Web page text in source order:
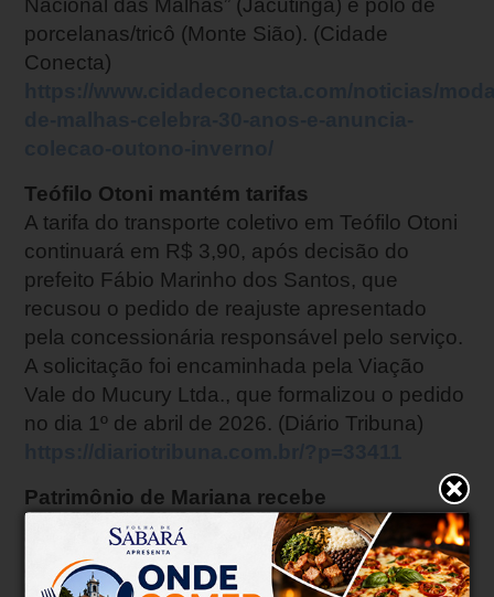
Nacional das Malhas” (Jacutinga) e polo de
porcelanas/tricô (Monte Sião). (Cidade
Conecta)
Teófilo Otoni mantém tarifas
A tarifa do transporte coletivo em Teófilo Otoni
continuará em R$ 3,90, após decisão do
prefeito Fábio Marinho dos Santos, que
recusou o pedido de reajuste apresentado
pela concessionária responsável pelo serviço.
A solicitação foi encaminhada pela Viação
Vale do Mucury Ltda., que formalizou o pedido
no dia 1º de abril de 2026. (Diário Tribuna)
Patrimônio de Mariana recebe
investimentos
O município de Mariana aprovou novos
investimentos voltados à preservação do